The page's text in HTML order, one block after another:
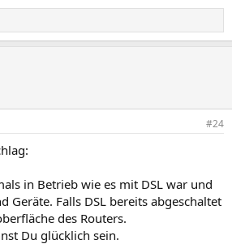
#24
in Betrieb wie es mit DSL war und
Geräte. Falls DSL bereits abgeschaltet
des Routers.
Du glücklich sein.